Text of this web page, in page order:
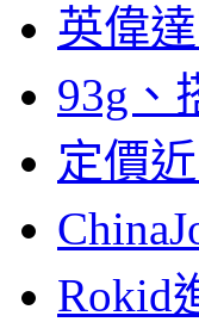
英偉
93g、
定價
Rokid